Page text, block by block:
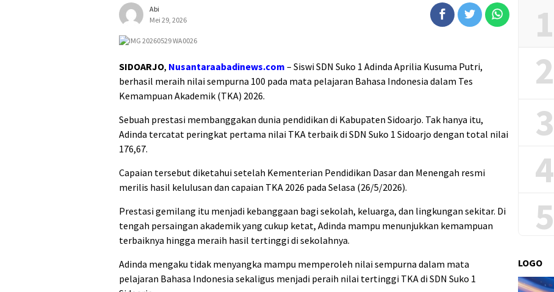
Abi
Mei 29, 2026
SIDOARJO, Nusantaraabadinews.com – Siswi SDN Suko 1 Adinda Aprilia Kusuma Putri,
berhasil meraih nilai sempurna 100 pada mata pelajaran Bahasa Indonesia dalam Tes
Kemampuan Akademik (TKA) 2026.
Sebuah prestasi membanggakan dunia pendidikan di Kabupaten Sidoarjo. Tak hanya itu,
Adinda tercatat peringkat pertama nilai TKA terbaik di SDN Suko 1 Sidoarjo dengan total nilai
176,67.
Capaian tersebut diketahui setelah Kementerian Pendidikan Dasar dan Menengah resmi
merilis hasil kelulusan dan capaian TKA 2026 pada Selasa (26/5/2026).
Prestasi gemilang itu menjadi kebanggaan bagi sekolah, keluarga, dan lingkungan sekitar. Di
tengah persaingan akademik yang cukup ketat, Adinda mampu menunjukkan kemampuan
terbaiknya hingga meraih hasil tertinggi di sekolahnya.
Adinda mengaku tidak menyangka mampu memperoleh nilai sempurna dalam mata
pelajaran Bahasa Indonesia sekaligus menjadi peraih nilai tertinggi TKA di SDN Suko 1
1
2
3
4
5
LOGO